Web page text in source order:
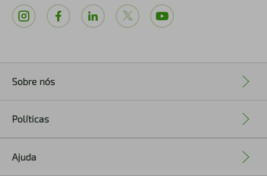
Sobre nós
Políticas
Ajuda